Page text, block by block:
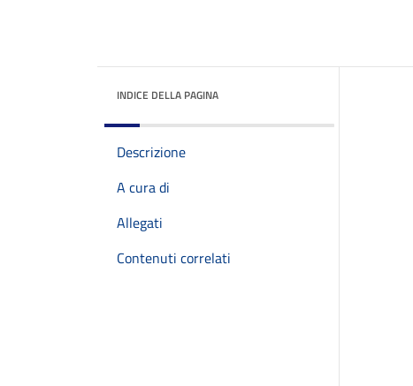
INDICE DELLA PAGINA
Descrizione
A cura di
Allegati
Contenuti correlati